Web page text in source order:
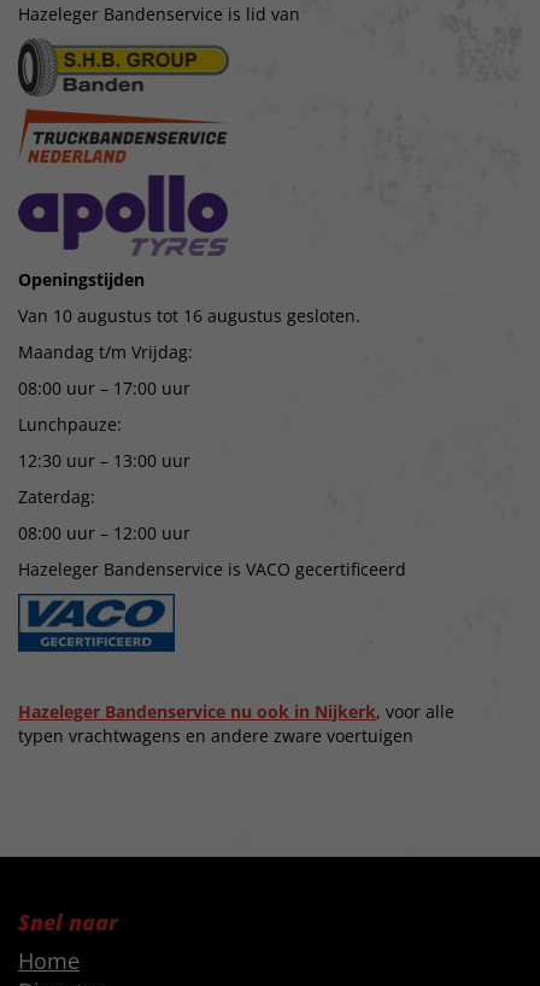
Hazeleger Bandenservice is lid van
Openingstijden
Van 10 augustus tot 16 augustus gesloten.
Maandag t/m Vrijdag:
08:00 uur – 17:00 uur
Lunchpauze:
12:30 uur – 13:00 uur
Zaterdag:
08:00 uur – 12:00 uur
Hazeleger Bandenservice is VACO gecertificeerd
Hazeleger Bandenservice nu ook in Nijkerk, voor alle
typen vrachtwagens en andere zware voertuigen
Snel naar
Home